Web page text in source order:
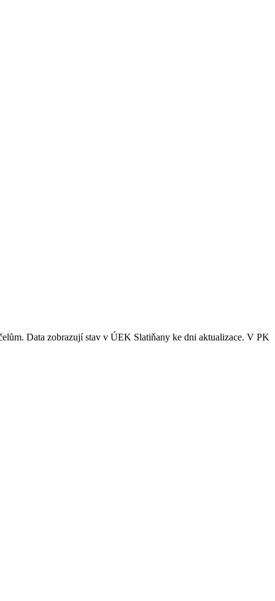
Data zobrazují stav v ÚEK Slatiňany ke dni aktualizace. V PK